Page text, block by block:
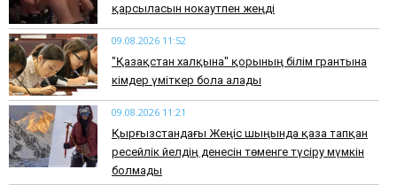
қарсыласын нокаутпен жеңді
09.08.2026 11:52
"Қазақстан халқына" қорының білім грантына
кімдер үміткер бола алады
09.08.2026 11:21
Қырғызстандағы Жеңіс шыңында қаза тапқан
ресейлік әйелдің денесін төменге түсіру мүмкін
болмады